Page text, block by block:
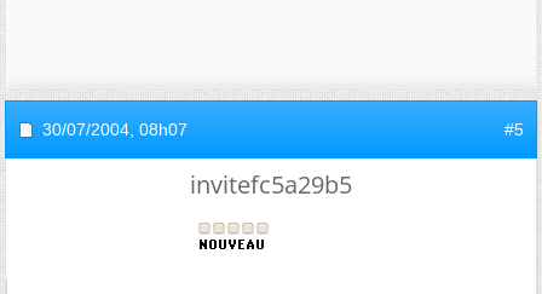
30/07/2004, 08h07 #5
invitefc5a29b5